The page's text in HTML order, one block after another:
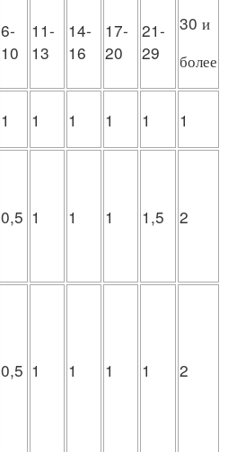
6-
10
11-
13
14-
16
17-
20
21-
29
30 и
более
1 1 1 1 1 1
0,5 1 1 1 1,5 2
0,5 1 1 1 1 2